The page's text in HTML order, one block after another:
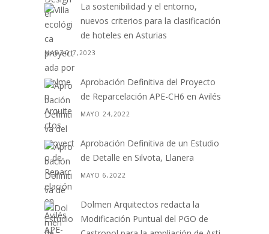
La sostenibilidad y el entorno,
nuevos criterios para la clasificación
de hoteles en Asturias
MARZO 7,2023
Aprobación Definitiva del Proyecto
de Reparcelación APE-CH6 en Avilés
MAYO 24,2022
Aprobación Definitiva de un Estudio
de Detalle en Silvota, Llanera
MAYO 6,2022
Dolmen Arquitectos redacta la
Modificación Puntual del PGO de